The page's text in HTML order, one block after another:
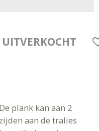
UITVERKOCHT
De plank kan aan 2
zijden aan de tralies